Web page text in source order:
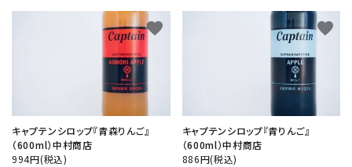
キャプテンシロップ『青森りんご』
（600ml）中村商店
994円(税込)
favorite
キャプテンシロップ『青りんご』
（600ml）中村商店
886円(税込)
favorite